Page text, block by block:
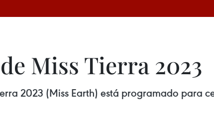
Miss Tierra 2023
2023 (Miss Earth) está programado para